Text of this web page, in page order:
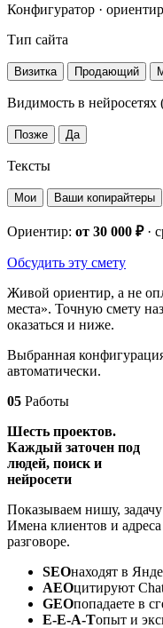
Конфигуратор · ориентир
Тип сайта
Визитка Продающий
Видимость в нейросетях
Позже Да
Тексты
Мои Ваши копирайтеры
Ориентир: от 30 000 ₽·
Обсудить эту смету
Живой ориентир, а не
места». Точную смету
оказаться и ниже.
Выбранная
автоматически.
05 Работы
Шесть проектов.
Каждый заточен под
людей, поиск и
нейросети
Показываем нишу,
Имена клиентов и
разговоре.
SEOнаходят в
AEOцитируют
GEOпопадаете в
E-E-A-Tопыт и